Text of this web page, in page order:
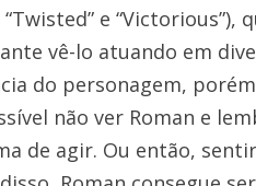
“Twisted” e
vê-lo atuando em
do personagem,
não ver Roman e
de agir. Ou então,